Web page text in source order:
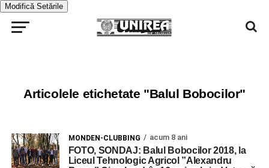
Modifică Setările
Articolele etichetate "Balul Bobocilor"
MONDEN-CLUBBING acum 8 ani
FOTO, SONDAJ: Balul Bobocilor 2018, la
Liceul Tehnologic Agricol ”Alexandru